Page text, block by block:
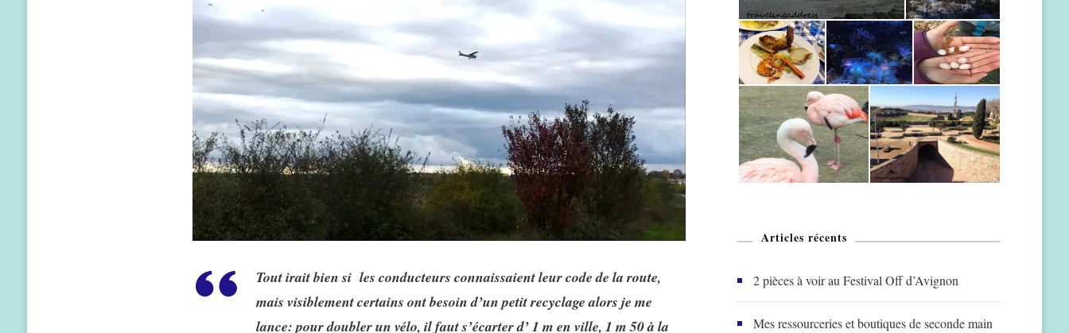
Tout irait bien si les conducteurs connaissaient leur code de la route,
mais visiblement certains ont besoin d’un petit recyclage alors je me
lance: pour doubler un vélo, il faut s’écarter d’ 1 m en ville, 1 m 50 à la
Articles récents
2 pièces à voir au Festival Off d’Avignon
Mes ressourceries et boutiques de seconde main